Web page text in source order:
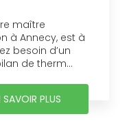
maître
à Annecy, est à
besoin d’un
de therm...
SAVOIR PLUS